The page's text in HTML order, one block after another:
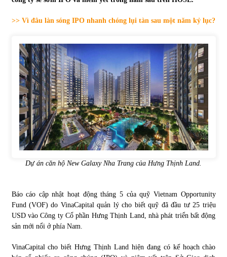
31/05/2022
Bất ổn từ các cuộc đấu giá đất ở Thanh Hoá
31/05/2022
Tiền gửi vào ngân hàng tiếp tục tăng mạnh
31/05/2022
S&P Ratings cập nhật xếp hạng tín nhiệm của
Chứng khoán ngày 30/5/2022: Top 10 cổ phiếu nổi bật
31/05/2022
>> Vì đâu làn sóng IPO nhanh chóng lụi tàn sau một năm kỷ lục?
Dự án căn hộ New Galaxy Nha Trang của Hưng Thịnh Land.
Báo cáo cập nhật hoạt động tháng 5 của quỹ Vietnam Opportunity
Fund (VOF) do VinaCapital quản lý cho biết quỹ đã đầu tư 25 triệu
USD vào Công ty Cổ phần Hưng Thịnh Land, nhà phát triển bất động
sản mới nổi ở phía Nam.
VinaCapital cho biết Hưng Thịnh Land hiện đang có kế hoạch chào